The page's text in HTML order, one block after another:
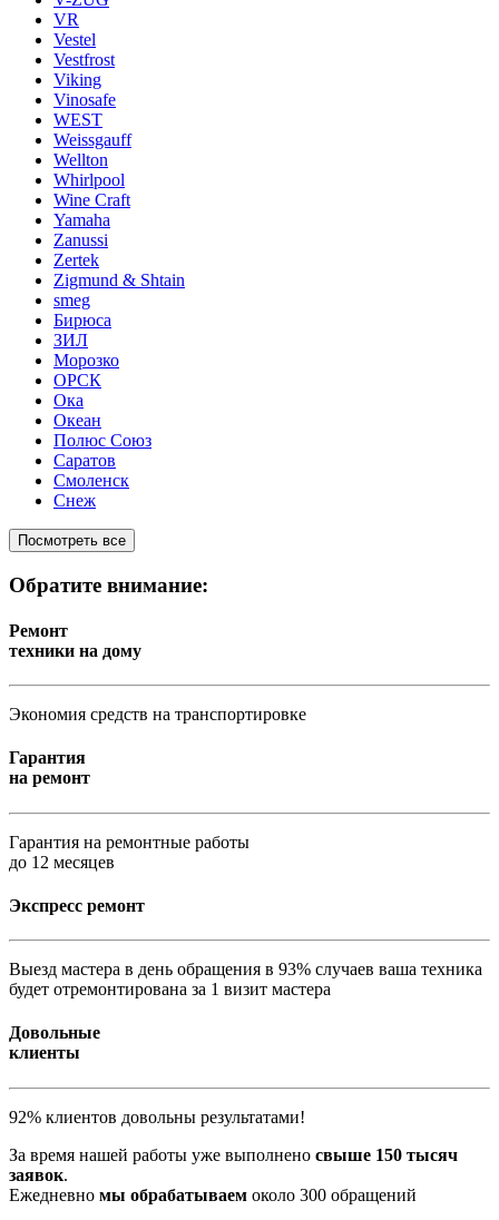
VR
Vestel
Vestfrost
Viking
Vinosafe
WEST
Weissgauff
Wellton
Whirlpool
Wine Craft
Yamaha
Zanussi
Zertek
Zigmund & Shtain
smeg
Бирюса
ЗИЛ
Морозко
ОРСК
Ока
Океан
Полюс Союз
Саратов
Смоленск
Снеж
Посмотреть все
Обратите внимание:
Ремонт
техники на дому
Экономия средств на транспортировке
Гарантия
на ремонт
Гарантия на ремонтные работы
до 12 месяцев
Экспресс ремонт
Выезд мастера в день обращения в 93% случаев ваша техника
будет отремонтирована за 1 визит мастера
Довольные
клиенты
92% клиентов довольны результатами!
За время нашей работы уже выполнено свыше 150 тысяч
заявок.
Ежедневно мы обрабатываем около 300 обращений